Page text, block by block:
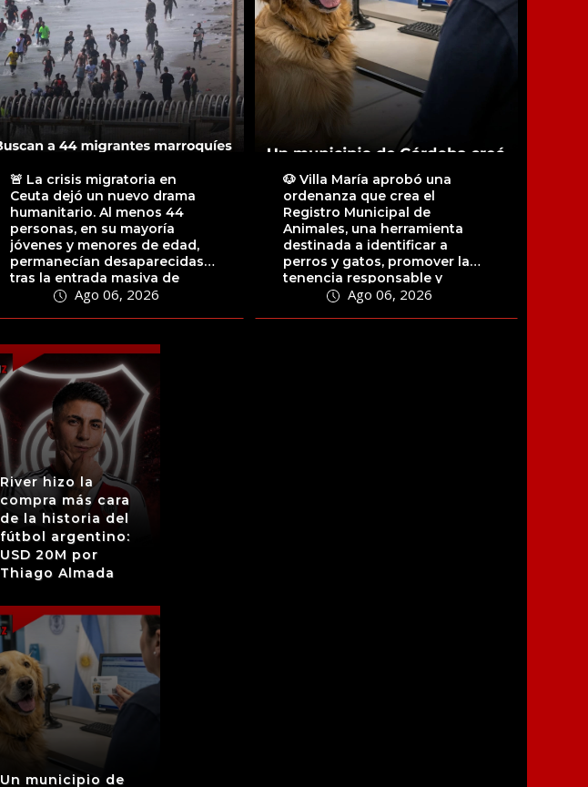
🚨 La crisis migratoria en
Ceuta dejó un nuevo drama
humanitario. Al menos 44
personas, en su mayoría
jóvenes y menores de edad,
permanecían desaparecidas
tras la entrada masiva de
migrantes...Ago 06, 2026
🐶 Villa María aprobó una
ordenanza que crea el
Registro Municipal de
Animales, una herramienta
destinada a identificar a
perros y gatos, promover la
tenencia responsable y
facilitar la localización...
Ago 06, 2026
River hizo la
compra más cara
de la historia del
fútbol argentino:
USD 20M por
Thiago Almada
Un municipio de